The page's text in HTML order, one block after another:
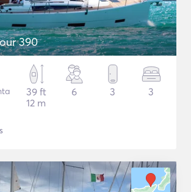
390
39 ft
12 m
6 3 3